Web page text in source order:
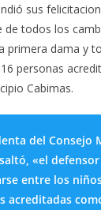
sus
todos los
primera dama y
personas
Cabimas.
del Consejo
«el
entre los
acreditadas